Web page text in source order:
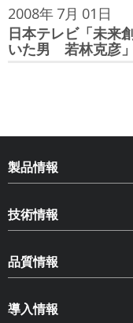
2008年 7月 01日
日本テレビ「未来
いた男 若林克彦」
製品情報
HLN ハードロックナット
HLB ハードロックベアリ
SLB スペースロックベアリ
コピー商品への注意
技術情報
ねじのゆるみ
ゆるみ止め部品の種類と
ハードロックナットについ
品質情報
品質情報
導入情報